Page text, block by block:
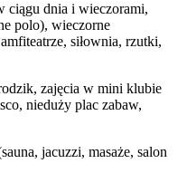
ciągu dnia i wieczorami,
polo), wieczorne
siłownia, rzutki,
zajęcia w mini klubie
nieduży plac zabaw,
jacuzzi, masaże, salon